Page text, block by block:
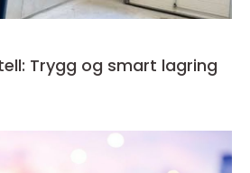
Trygg og smart lagring